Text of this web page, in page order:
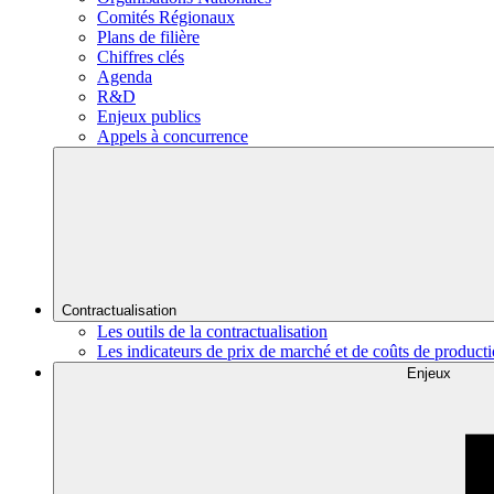
Comités Régionaux
Plans de filière
Chiffres clés
Agenda
R&D
Enjeux publics
Appels à concurrence
Contractualisation
Les outils de la contractualisation
Les indicateurs de prix de marché et de coûts de
Enjeux